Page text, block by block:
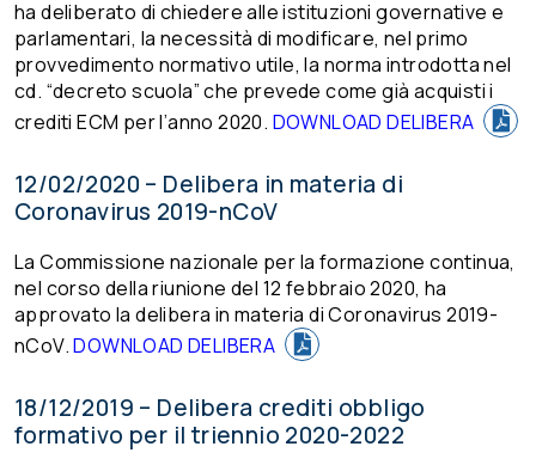
ha deliberato di chiedere alle istituzioni governative e
parlamentari, la necessità di modificare, nel primo
provvedimento normativo utile, la norma introdotta nel
cd. “decreto scuola” che prevede come già acquisti i
crediti ECM per l’anno 2020. DOWNLOAD DELIBERA
12/02/2020 – Delibera in materia di
Coronavirus 2019-nCoV
La Commissione nazionale per la formazione continua,
nel corso della riunione del 12 febbraio 2020, ha
approvato la delibera in materia di Coronavirus 2019-
nCoV. DOWNLOAD DELIBERA
18/12/2019 – Delibera crediti obbligo
formativo per il triennio 2020-2022